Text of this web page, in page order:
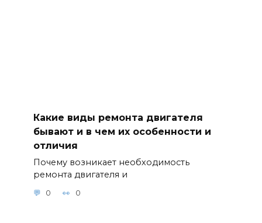
Какие виды ремонта двигателя
бывают и в чем их особенности и
отличия
Почему возникает необходимость
ремонта двигателя и
0 0